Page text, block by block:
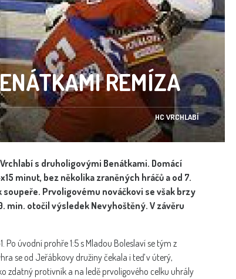
REMÍZA
HC VRCHLABÍ
s druholigovými Benátkami. Domácí
minut, bez několika zraněných hráčů a od 7.
Prvoligovému nováčkovi se však brzy
min. otočil výsledek Nevyhoštěný. V závěru
Po úvodní prohře 1:5 s Mladou Boleslaví se tým z
se od Jeřábkovy družiny čekala i teď v úterý,
zdatný protivník a na ledě prvoligového celku uhrály